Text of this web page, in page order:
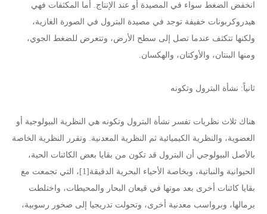
انخفض الضغط سواء في المصيدة أو عند الإنتاج. أما المكثفات فهي
هيدروكربونات خفيفة توجد في مصيدة البترول في الصورة الغازية،
ولكنها تتكثف عندما تصل إلى سطح الأرض، وتتعرض للضغط الجوي،
ومنها البنتان، والأوكتان، والهكسان.
ثانياً: نشأة البترول وتكونه
هناك ثلاث نظريات تفسر نشأة البترول وتكونه هي النظرية البيولوجية أو
العضوية، والنظرية الكيميائية ثم النظرية المعدنية. وتقرر النظرية الخاصة
بالأصل البيولوجي أن البترول قد تكون من بقايا بعض الكائنات الحية،
الحيوانية والنباتية، وبخاصة الأحياء البحرية الدقيقة[1]، التي تجمعت مع
بقايا كائنات أخرى بعد موتها في قيعان البحار والمحيطات، واختلطت
برمالها، وبرواسب معدنية أخرى، وتحولت تدريجيا إلى صخور رسوبية،